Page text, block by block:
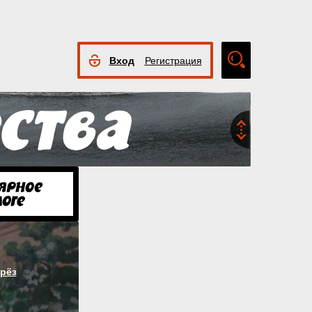
Вход Регистрация
поиск